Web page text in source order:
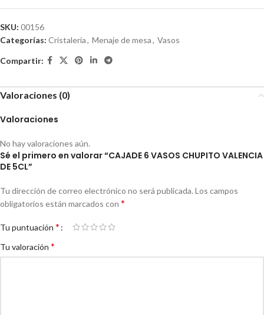
SKU: 00156
Categorías: Cristalería, Menaje de mesa, Vasos
Compartir:
Valoraciones (0)
Valoraciones
No hay valoraciones aún.
Sé el primero en valorar “CAJADE 6 VASOS CHUPITO VALENCIA
DE 5CL”
Tu dirección de correo electrónico no será publicada. Los campos
obligatorios están marcados con *
Tu puntuación *
Tu valoración *